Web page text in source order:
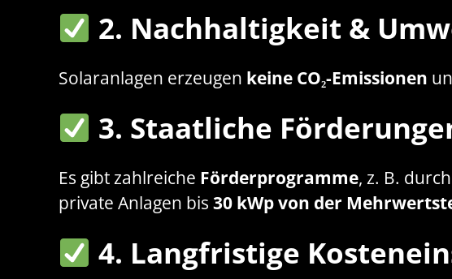
2. Nachhaltigkeit &
Solaranlagen erzeugen keine CO₂-Emissionen
3. Staatliche
Es gibt zahlreiche Förderprogramme, z. B.
private Anlagen bis 30 kWp von der
4. Langfristige